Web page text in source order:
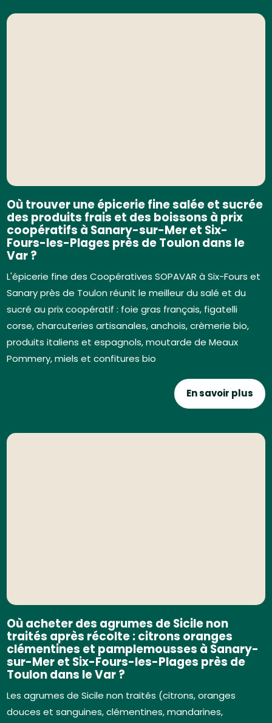
Où trouver une épicerie fine salée et sucrée
des produits frais et des boissons à prix
coopératifs à Sanary-sur-Mer et Six-
Fours-les-Plages près de Toulon dans le
Var ?
L'épicerie fine des Coopératives SOPAVAR à Six-Fours et
Sanary près de Toulon réunit le meilleur du salé et du
sucré au prix coopératif : foie gras français, figatelli
corse, charcuteries artisanales, anchois, crèmerie bio,
produits italiens et espagnols, moutarde de Meaux
Pommery, miels et confitures bio
En savoir plus
Où acheter des agrumes de Sicile non
traités après récolte : citrons oranges
clémentines et pamplemousses à Sanary-
sur-Mer et Six-Fours-les-Plages près de
Toulon dans le Var ?
Les agrumes de Sicile non traités (citrons, oranges
douces et sanguines, clémentines, mandarines,